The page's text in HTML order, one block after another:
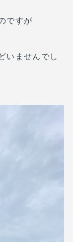
ですが
いませんでし